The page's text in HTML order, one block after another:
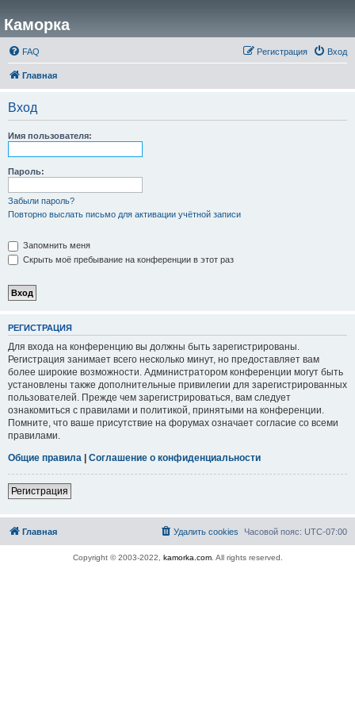
Каморка
FAQ Вход
Регистрация
Главная
Вход
Имя пользователя:
Пароль:
Забыли пароль?
Повторно выслать письмо для активации учётной записи
Запомнить меня
Скрыть моё пребывание на конференции в этот раз
РЕГИСТРАЦИЯ
Для входа на конференцию вы должны быть зарегистрированы.
Регистрация занимает всего несколько минут, но предоставляет вам
более широкие возможности. Администратором конференции могут быть
установлены также дополнительные привилегии для зарегистрированных
пользователей. Прежде чем зарегистрироваться, вам следует
ознакомиться с правилами и политикой, принятыми на конференции.
Помните, что ваше присутствие на форумах означает согласие со всеми
правилами.
Общие правила | Соглашение о конфиденциальности
Регистрация
Главная Часовой пояс: UTC-07:00
Удалить cookies
Copyright © 2003-2022, kamorka.com. All rights reserved.